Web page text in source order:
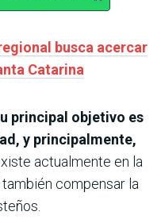
busca acercar
Catarina
principal objetivo es
y principalmente,
actualmente en la
compensar la